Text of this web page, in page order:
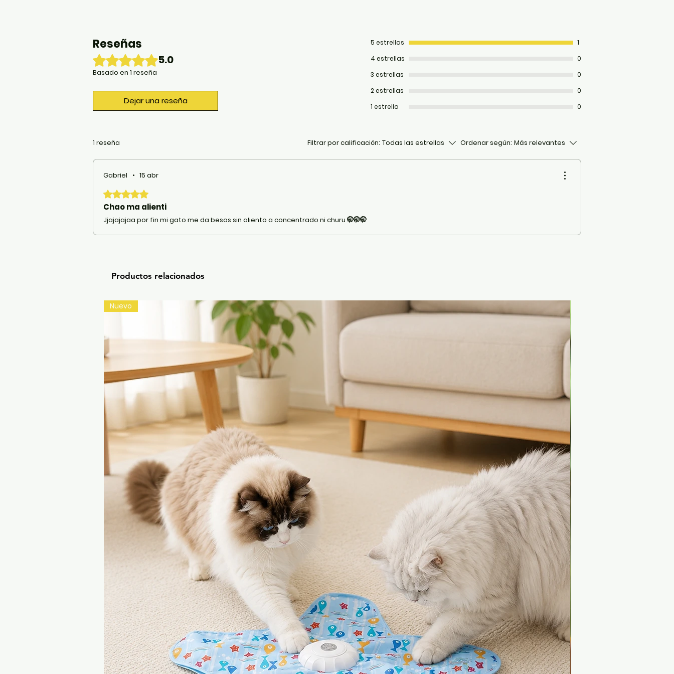
Medidas: Largo: 11 cm. Ancho: 0.5 cm.
Reseñas
Obtuvo 5 de 5 estrellas.
5.0
Basado en 1 reseña
Dejar una reseña
5 estrellas
1
4 estrellas
0
3 estrellas
0
2 estrellas
0
1 estrella
0
1 reseña Filtrar por calificación: Todas las estrellas Ordenar según: Más relevantes
Gabriel • 15 abr
Obtuvo 5 de 5 estrellas.
Chao ma alienti
Jjajajajaa por fin mi gato me da besos sin aliento a concentrado ni churu 🤭🤭🤭
Productos relacionados
Nuevo